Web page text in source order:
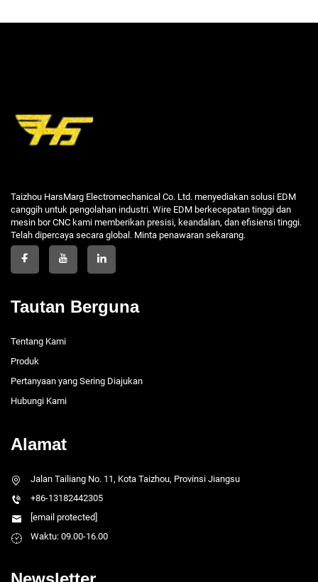
Taizhou HarsMarg Electromechanical Co. Ltd. menyediakan solusi EDM
canggih untuk pengolahan industri. Wire EDM berkecepatan tinggi dan
mesin bor CNC kami memberikan presisi, keandalan, dan efisiensi tinggi.
Telah dipercaya secara global. Minta penawaran sekarang.
Tautan Berguna
Tentang Kami
Produk
Pertanyaan yang Sering Diajukan
Hubungi Kami
Alamat
Jalan Tailiang No. 11, Kota Taizhou, Provinsi Jiangsu
+86-13182442305
[email protected]
Waktu: 09.00-16.00